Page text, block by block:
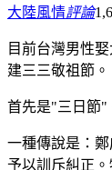
大陸風情評論
目前台灣男性
建三三敬祖節。
首先是"三日節"
一種傳說是：
予以訓斥糾正